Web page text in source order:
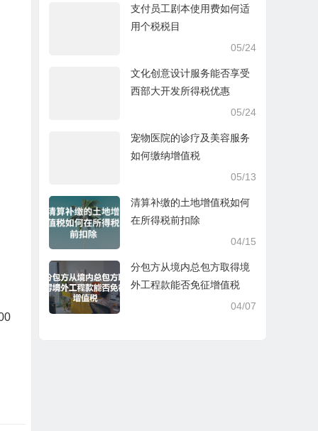
支付员工剧本使用费如何适
用个税税目
05/24
文化创意设计服务能否享受
西部大开发所得税优惠
05/24
宠物医院的诊疗及美容服务
如何缴纳增值税
05/13
清算补缴的土地增值税如何
在所得税前扣除
04/15
分包方从境内总包方取得境
外工程款能否免征增值税
04/07